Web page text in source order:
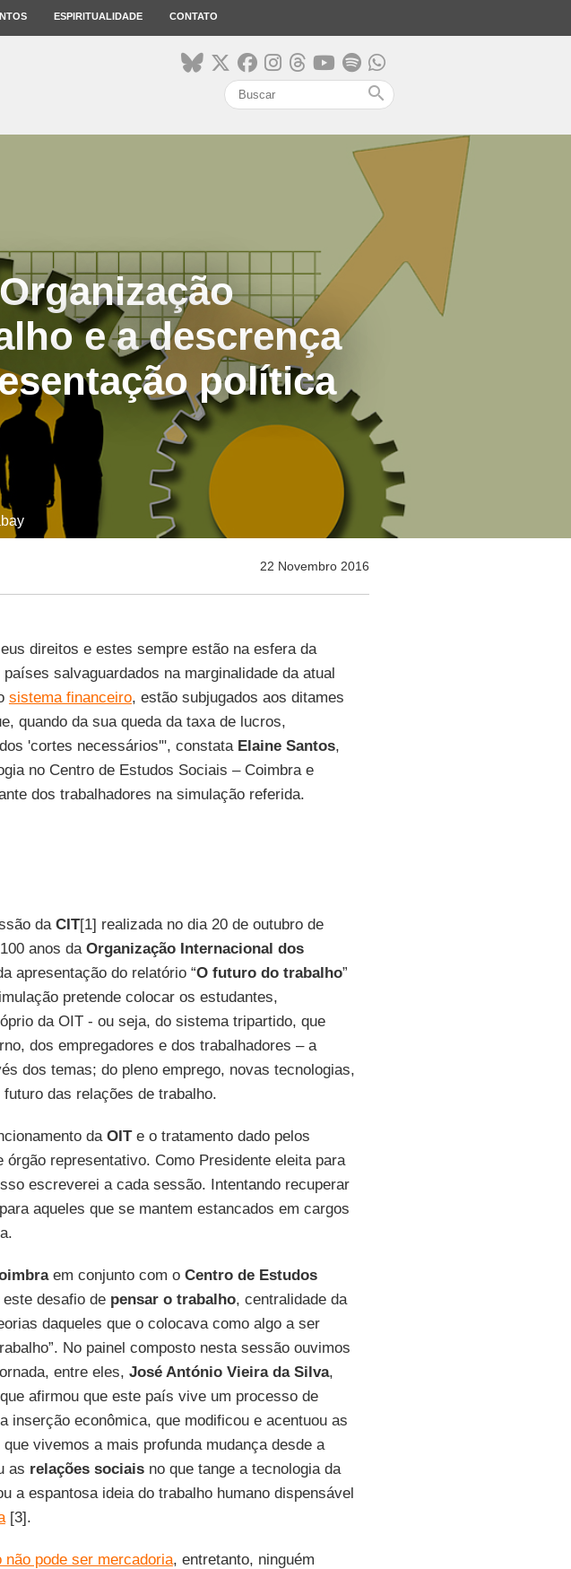
ESPIRITUALIDADE CONTATO
search
e a descrença
política
22 Novembro 2016
direitos e estes sempre estão na esfera da
salvaguardados na marginalidade da atual
sistema financeiro, estão subjugados aos ditames
quando da sua queda da taxa de lucros,
'cortes necessários'", constata Elaine Santos,
no Centro de Estudos Sociais – Coimbra e
dos trabalhadores na simulação referida.
da CIT[1] realizada no dia 20 de outubro de
anos da Organização Internacional dos
apresentação do relatório “O futuro do trabalho”
pretende colocar os estudantes,
da OIT - ou seja, do sistema tripartido, que
dos empregadores e dos trabalhadores – a
dos temas; do pleno emprego, novas tecnologias,
das relações de trabalho.
da OITe o tratamento dado pelos
representativo. Como Presidente eleita para
escreverei a cada sessão. Intentando recuperar
aqueles que se mantem estancados em cargos
em conjunto com o Centro de Estudos
desafio de pensar o trabalho, centralidade da
daqueles que o colocava como algo a ser
No painel composto nesta sessão ouvimos
entre eles, José António Vieira da Silva,
afirmou que este país vive um processo de
inserção econômica, que modificou e acentuou as
vivemos a mais profunda mudança desde a
as relações sociaisno que tange a tecnologia da
a espantosa ideia do trabalho humano dispensável
[3].
não pode ser mercadoria, entretanto, ninguém